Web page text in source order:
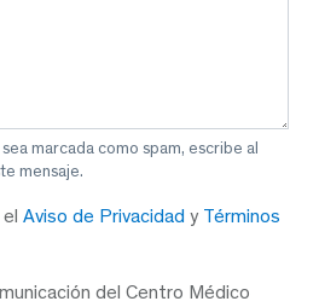
marcada como spam, escribe al
mensaje.
Aviso de Privacidad y Términos
del Centro Médico